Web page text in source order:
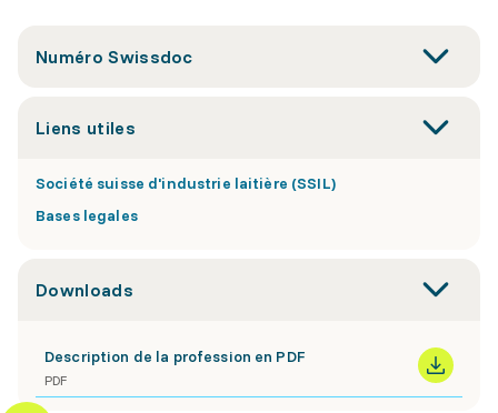
Numéro Swissdoc
Liens utiles
Société suisse d'industrie laitière (SSIL)
Bases legales
Downloads
Description de la profession en PDF
PDF